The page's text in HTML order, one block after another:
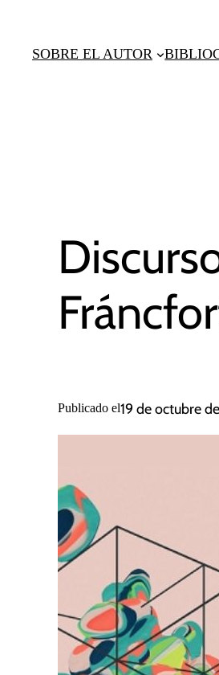
contenido
SOBRE EL AUTOR
Publicado el19 de octubre